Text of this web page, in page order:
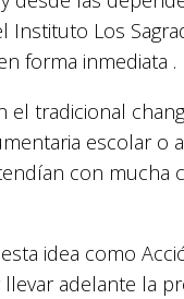
Los
forma inmediata .
el tradicional
escolar o
con mucha
idea como
adelante la